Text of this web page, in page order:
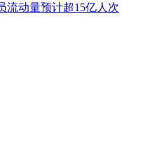
流动量预计超15亿人次